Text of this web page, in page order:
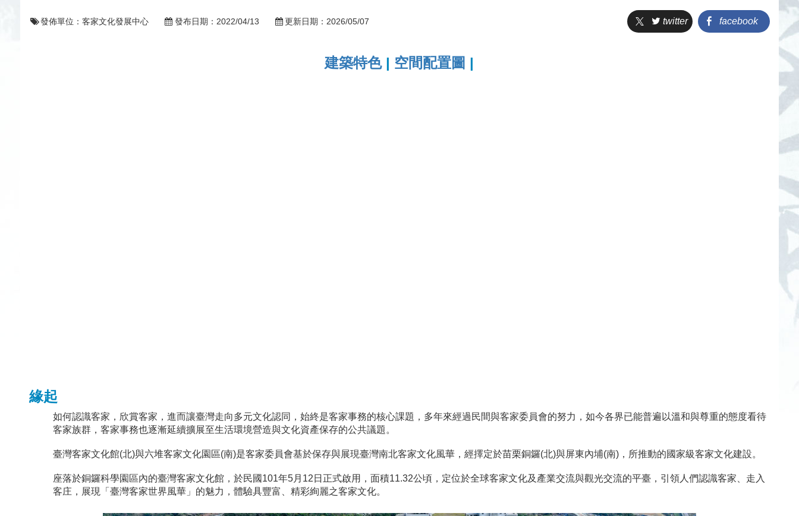
發佈單位：客家文化發展中心 發布日期： 2022/04/13 更新日期： 2026/05/07 twitter facebook
建築特色| 空間配置圖 |
緣起
如何認識客家，欣賞客家，進而讓臺灣走向多元文化認同，始終是客家事務的核心課題，多年來經過民間與客家委員會的努力，如今各界已能普遍以溫和與尊重的態度看待
客家族群，客家事務也逐漸延續擴展至生活環境營造與文化資產保存的公共議題。
臺灣客家文化館(北)與六堆客家文化園區(南)是客家委員會基於保存與展現臺灣南北客家文化風華，經擇定於苗栗銅鑼(北)與屏東內埔(南)，所推動的國家級客家文化建設。
座落於銅鑼科學園區內的臺灣客家文化館，於民國101年5月12日正式啟用，面積11.32公頃，定位於全球客家文化及產業交流與觀光交流的平臺，引領人們認識客家、走入
客庄，展現「臺灣客家世界風華」的魅力，體驗具豐富、精彩絢麗之客家文化。